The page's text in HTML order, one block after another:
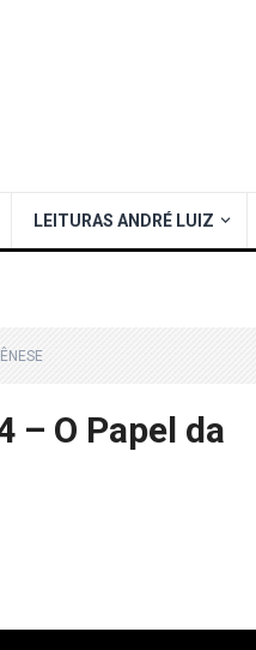
LEITURAS ANDRÉ LUIZ
– O Papel da